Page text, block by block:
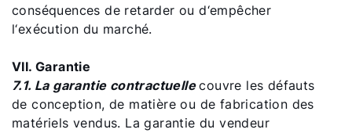
conséquences de retarder ou d‘empêcher
l‘exécution du marché.
VII. Garantie
7.1. La garantie contractuellecouvre les défauts
de conception, de matière ou de fabrication des
matériels vendus. La garantie du vendeur